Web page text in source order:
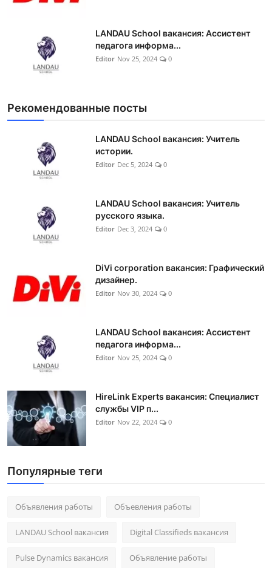
LANDAU School вакансия: Ассистент
педагога информа...
Editor Nov 25, 2024 0
Рекомендованные посты
LANDAU School вакансия: Учитель
истории.
Editor Dec 5, 2024 0
LANDAU School вакансия: Учитель
русского языка.
Editor Dec 3, 2024 0
DiVi corporation вакансия: Графический
дизайнер.
Editor Nov 30, 2024 0
LANDAU School вакансия: Ассистент
педагога информа...
Editor Nov 25, 2024 0
HireLink Experts вакансия: Специалист
службы VIP п...
Editor Nov 22, 2024 0
Популярные теги
Объявления работы Объевления работы
LANDAU School вакансия Digital Classifieds вакансия
Pulse Dynamics вакансия Объявление работы